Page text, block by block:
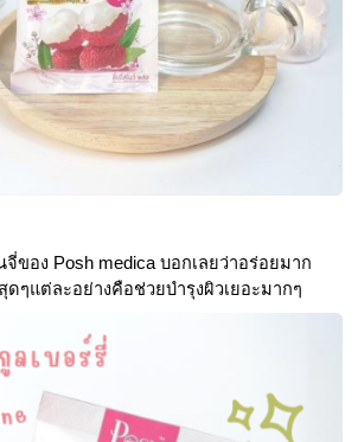
ของ Posh medica บอกเลยว่าอร่อยมาก
ๆแต่ละอย่างคือช่วยบำรุงผิวเยอะมากๆ